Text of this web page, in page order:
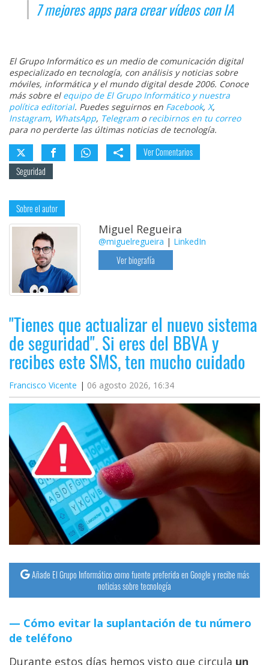
7 mejores apps para crear vídeos con IA
El Grupo Informático es un medio de comunicación digital
especializado en tecnología, con análisis y noticias sobre
móviles, informática y el mundo digital desde 2006. Conoce
más sobre el equipo de El Grupo Informático y nuestra
política editorial. Puedes seguirnos en Facebook, X,
Instagram, WhatsApp, Telegramo recibirnos en tu correo
para no perderte las últimas noticias de tecnología.
Ver Comentarios
Seguridad
Sobre el autor
Miguel Regueira
@miguelregueira | LinkedIn
Ver biografía
"Tienes que actualizar el nuevo sistema
de seguridad". Si eres del BBVA y
recibes este SMS, ten mucho cuidado
Francisco Vicente 06 agosto 2026, 16:34
Añade El Grupo Informático como fuente preferida en Google y recibe más
noticias sobre tecnología
Cómo evitar la suplantación de tu número
de teléfono
Durante estos días hemos visto que circula un